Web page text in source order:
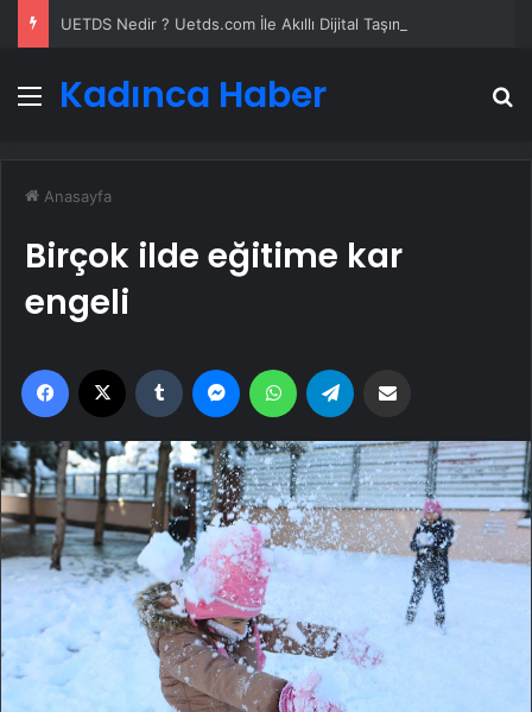
Menü
Kadınca Haber
Anasayfa
Birçok ilde eğitime kar
engeli
Facebook Tumblr MessengerWhatsApp